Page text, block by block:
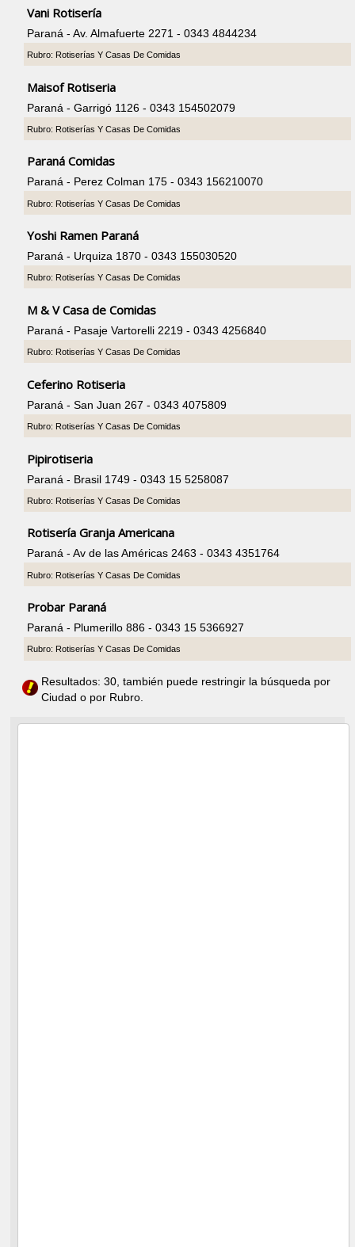
Vani Rotisería
Paraná - Av. Almafuerte 2271 - 0343 4844234
Rubro: Rotiserías Y Casas De Comidas
Maisof Rotiseria
Paraná - Garrigó 1126 - 0343 154502079
Rubro: Rotiserías Y Casas De Comidas
Paraná Comidas
Paraná - Perez Colman 175 - 0343 156210070
Rubro: Rotiserías Y Casas De Comidas
Yoshi Ramen Paraná
Paraná - Urquiza 1870 - 0343 155030520
Rubro: Rotiserías Y Casas De Comidas
M & V Casa de Comidas
Paraná - Pasaje Vartorelli 2219 - 0343 4256840
Rubro: Rotiserías Y Casas De Comidas
Ceferino Rotiseria
Paraná - San Juan 267 - 0343 4075809
Rubro: Rotiserías Y Casas De Comidas
Pipirotiseria
Paraná - Brasil 1749 - 0343 15 5258087
Rubro: Rotiserías Y Casas De Comidas
Rotisería Granja Americana
Paraná - Av de las Américas 2463 - 0343 4351764
Rubro: Rotiserías Y Casas De Comidas
Probar Paraná
Paraná - Plumerillo 886 - 0343 15 5366927
Rubro: Rotiserías Y Casas De Comidas
Resultados: 30, también puede restringir la búsqueda por
Ciudad o por Rubro.